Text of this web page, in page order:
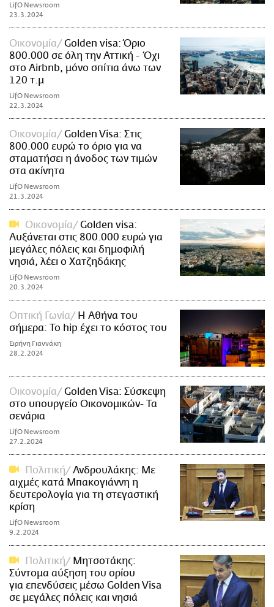
LifO Newsroom
23.3.2024
Οικονομία
Golden visa: Όριο
800.000 σε όλη την Αττική - Όχι
στο Airbnb, μόνο σπίτια άνω των
120 τ.μ
LifO Newsroom
22.3.2024
Οικονομία
Golden Visa: Στις
800.000 ευρώ το όριο για να
σταματήσει η άνοδος των τιμών
στα ακίνητα
LifO Newsroom
21.3.2024
Οικονομία
Golden visa:
Αυξάνεται στις 800.000 ευρώ για
μεγάλες πόλεις και δημοφιλή
νησιά, λέει ο Χατζηδάκης
LifO Newsroom
20.3.2024
Οπτική Γωνία
Η Αθήνα του
σήμερα: Το hip έχει το κόστος του
Ειρήνη Γιαννάκη
28.2.2024
Οικονομία
Golden Visa: Σύσκεψη
στο υπουργείο Οικονομικών- Τα
σενάρια
LifO Newsroom
27.2.2024
Πολιτική
Ανδρουλάκης: Με
αιχμές κατά Μπακογιάννη η
δευτερολογία για τη στεγαστική
κρίση
LifO Newsroom
9.2.2024
Πολιτική
Μητσοτάκης:
Σύντομα αύξηση του ορίου
για επενδύσεις μέσω Golden Visa
σε μεγάλες πόλεις και νησιά